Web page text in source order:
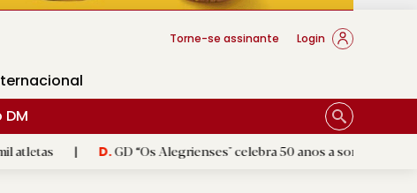
Braga
Torne-se assinante Login
D.GD “Os Alegrienses" celebra 50 anos a sonhar com «casa própria»